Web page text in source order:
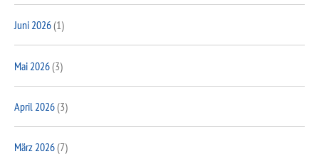
Juni 2026(1)
Mai 2026(3)
April 2026(3)
März 2026(7)